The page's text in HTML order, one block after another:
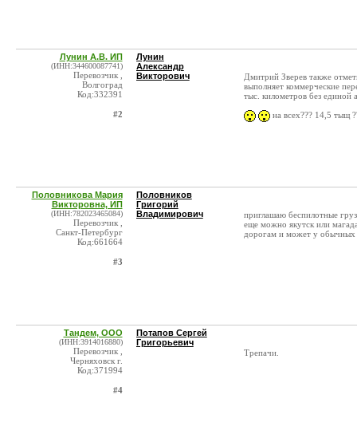
Лунин А.В. ИП
(ИНН:344600087741)
Перевозчик ,
Волгоград
Код:332391
#2
Лунин
Александр
Викторович
Дмитрий Зверев также
выполняет коммерческие
тыс. километров без единой
на всех??? 14,5 тыщ
Половникова Мария
Викторовна, ИП
(ИНН:782023465084)
Перевозчик ,
Санкт-Петербург
Код:661664
#3
Половников
Григорий
Владимирович
приглашаю беспилотные
еще можно якутск или
дорогам и может у обычных
Тандем, ООО
(ИНН:3914016880)
Перевозчик ,
Черняховск г.
Код:371994
#4
Потапов Сергей
Григорьевич
Трепачи.